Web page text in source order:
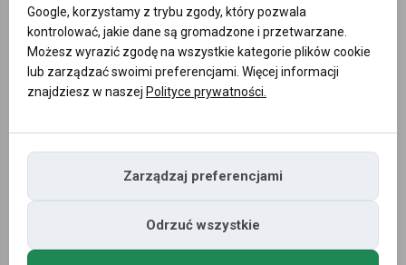
Google, korzystamy z trybu zgody, który pozwala
kontrolować, jakie dane są gromadzone i przetwarzane.
Możesz wyrazić zgodę na wszystkie kategorie plików cookie
lub zarządzać swoimi preferencjami. Więcej informacji
znajdziesz w naszej Polityce prywatności.
Zarządzaj preferencjami
Odrzuć wszystkie